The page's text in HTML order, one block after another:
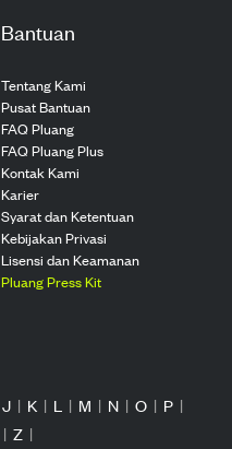
Bantuan
Tentang Kami
Pusat Bantuan
FAQ Pluang
FAQ Pluang Plus
Kontak Kami
Karier
Syarat dan Ketentuan
Kebijakan Privasi
Lisensi dan Keamanan
Pluang Press Kit
J | K | L | M | N | O | P |
| Z |